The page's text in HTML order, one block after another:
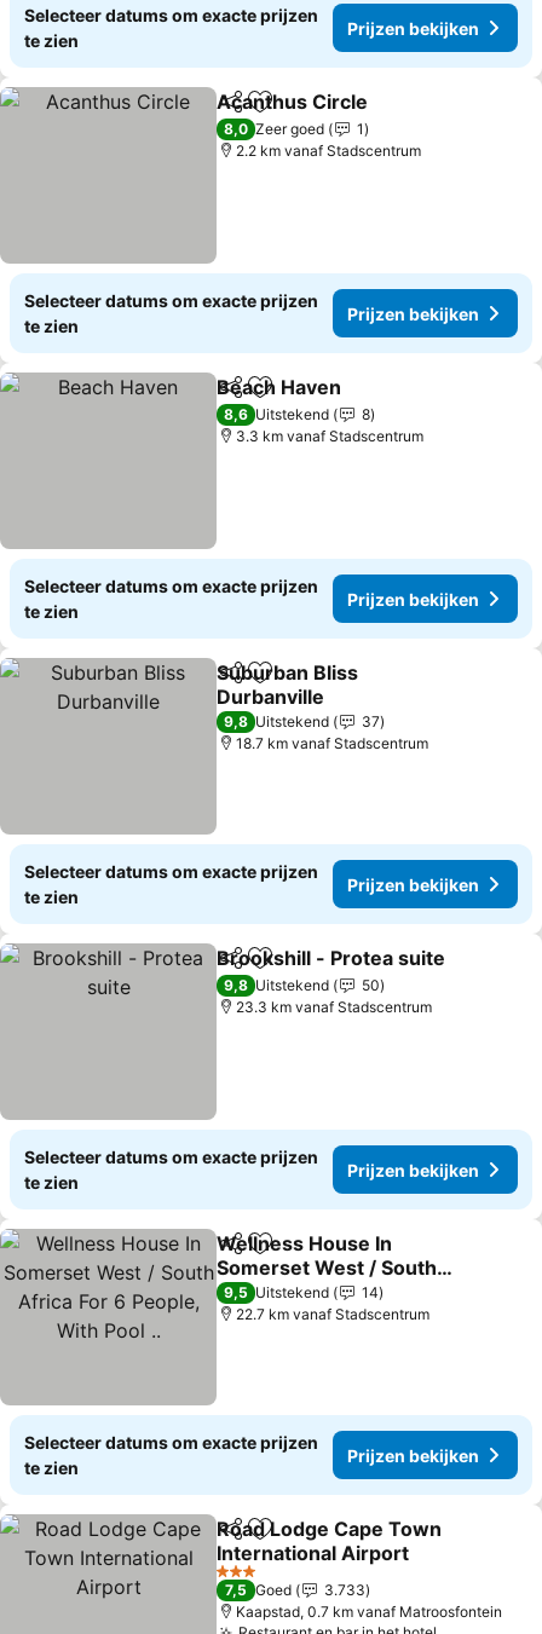
Selecteer datums om exacte prijzen
te zien
Prijzen bekijken
DelenToevoegen aan favorieten
Acanthus Circle
8,0 Zeer goed
1
2.2 km vanaf Stadscentrum
Selecteer datums om exacte prijzen
te zien
Prijzen bekijken
DelenToevoegen aan favorieten
Beach Haven
8,6 Uitstekend
8
3.3 km vanaf Stadscentrum
Selecteer datums om exacte prijzen
te zien
Prijzen bekijken
DelenToevoegen aan favorieten
Suburban Bliss
Durbanville
Prijzen bekijken
9,8 Uitstekend
37
18.7 km vanaf Stadscentrum
Selecteer datums om exacte prijzen
te zien
Prijzen bekijken
DelenToevoegen aan favorieten
Brookshill - Protea suite
9,8 Uitstekend
50
23.3 km vanaf Stadscentrum
Selecteer datums om exacte prijzen
te zien
Prijzen bekijken
DelenToevoegen aan favorieten
Wellness House In
Somerset West / South
Africa For 6 People, With
Pool ..
Prijzen bekijken
9,5 Uitstekend
14
22.7 km vanaf Stadscentrum
Selecteer datums om exacte prijzen
te zien
Prijzen bekijken
DelenToevoegen aan favorieten
Road Lodge Cape Town
International Airport
Prijzen bekijken
3 Sterren
7,5 Goed
3.733
Kaapstad, 0.7 km vanaf Matroosfontein